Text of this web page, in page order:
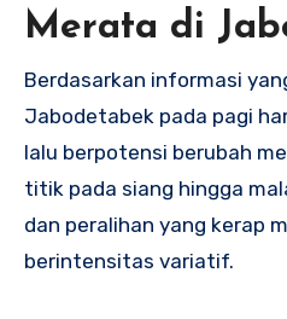
Merata di
Berdasarkan informasi
Jabodetabek pada pagi
lalu berpotensi berubah
titik pada siang hingga
dan peralihan yang kerap
berintensitas variatif.